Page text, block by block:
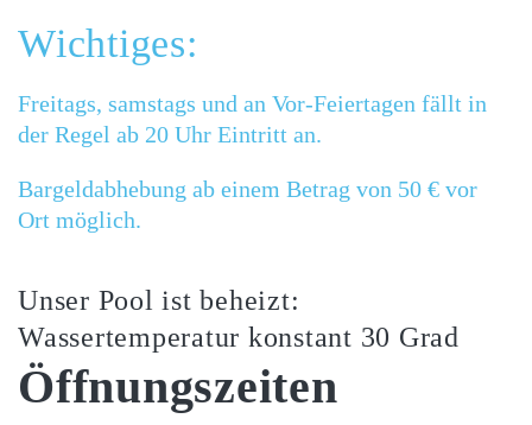
Wichtiges:
Freitags, samstags und an Vor-Feiertagen fällt in
der Regel ab 20 Uhr Eintritt an.
Bargeldabhebung ab einem Betrag von 50 € vor
Ort möglich.
Unser Pool ist beheizt:
Wassertemperatur konstant 30 Grad
Öffnungszeiten